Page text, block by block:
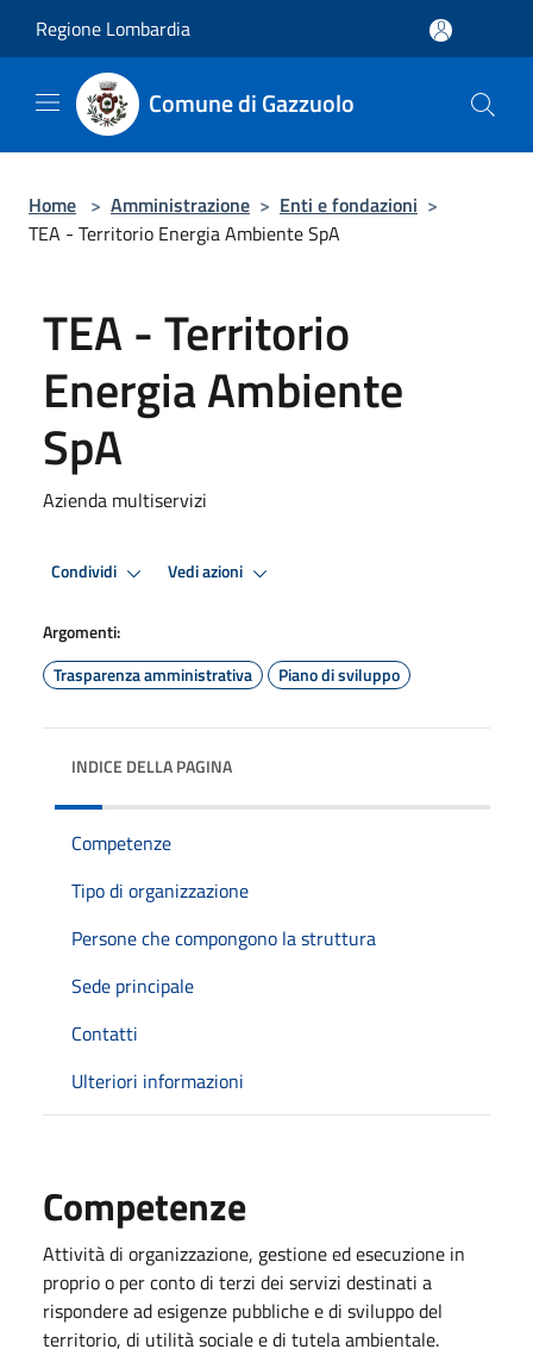
Regione Lombardia
Comune di Gazzuolo
Home > Amministrazione > Enti e fondazioni >
TEA - Territorio Energia Ambiente SpA
TEA - Territorio
Energia Ambiente
SpA
Azienda multiservizi
Condividi Vedi azioni
Argomenti:
Trasparenza amministrativa
Piano di sviluppo
INDICE DELLA PAGINA
Competenze
Tipo di organizzazione
Persone che compongono la struttura
Sede principale
Contatti
Ulteriori informazioni
Competenze
Attività di organizzazione, gestione ed esecuzione in
proprio o per conto di terzi dei servizi destinati a
rispondere ad esigenze pubbliche e di sviluppo del
territorio, di utilità sociale e di tutela ambientale.